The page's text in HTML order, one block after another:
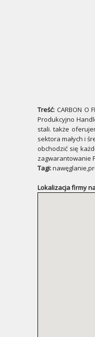
Treść: CARBON O
Produkcyjno
stali. także
sektora małych i
obchodzić się
zagwarantowanie
Tagi:
Lokalizacja firmy